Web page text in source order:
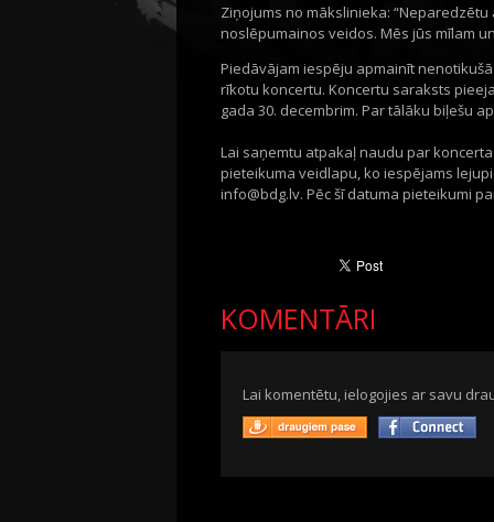
Ziņojums no mākslinieka:
noslēpumainos veidos. Mēs jūs mīlam
Piedāvājam iespēju apmainīt
rīkotu koncertu. Koncertu saraksts
gada 30. decembrim. Par tālāku biļešu
Lai saņemtu atpakaļ naudu par
pieteikuma veidlapu, ko iespējams
info@bdg.lv. Pēc šī datuma pieteikumi
KOMENTĀRI
Lai komentētu, ielogojies ar savu